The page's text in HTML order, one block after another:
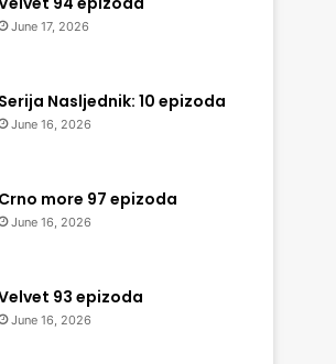
June 17, 2026
Serija Nasljednik: 10 epizoda
June 16, 2026
Crno more 97 epizoda
June 16, 2026
93 epizoda
June 16, 2026